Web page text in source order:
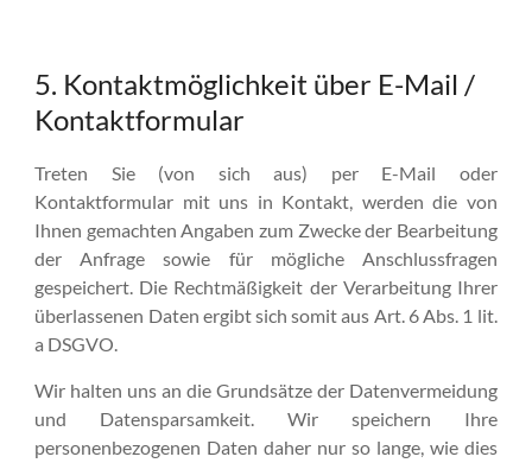
5. Kontaktmöglichkeit über E-Mail /
Kontaktformular
Treten Sie (von sich aus) per E-Mail oder
Kontaktformular mit uns in Kontakt, werden die von
Ihnen gemachten Angaben zum Zwecke der Bearbeitung
der Anfrage sowie für mögliche Anschlussfragen
gespeichert. Die Rechtmäßigkeit der Verarbeitung Ihrer
überlassenen Daten ergibt sich somit aus Art. 6 Abs. 1 lit.
a DSGVO.
Wir halten uns an die Grundsätze der Datenvermeidung
und Datensparsamkeit. Wir speichern Ihre
personenbezogenen Daten daher nur so lange, wie dies